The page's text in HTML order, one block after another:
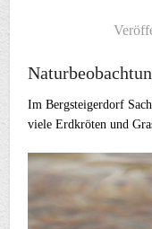
Im Bergsteigerdorf
viele Erdkröten und